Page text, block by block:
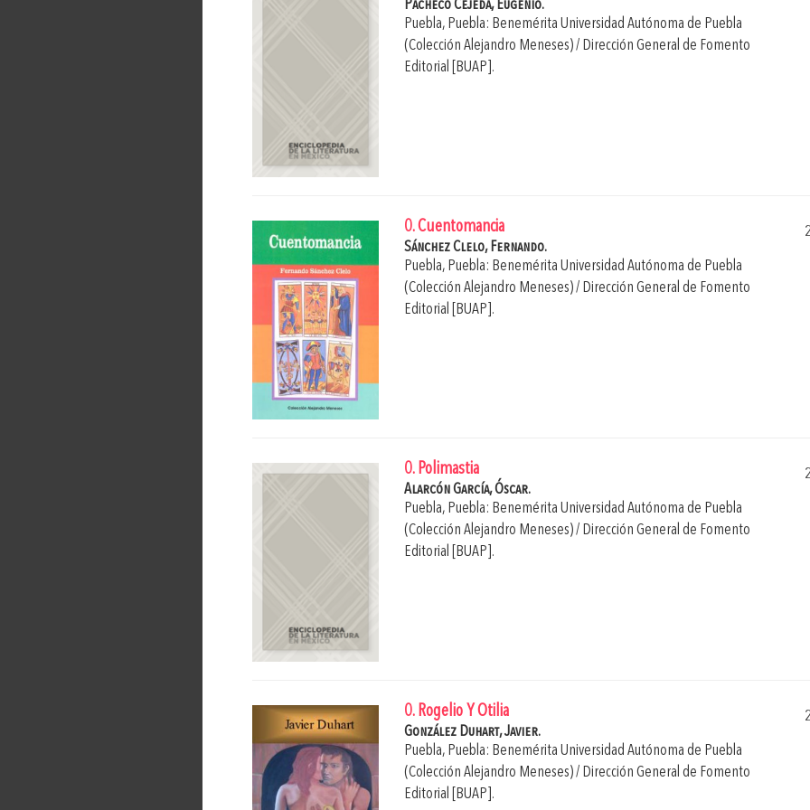
Pacheco Cejeda, Eugenio.
Puebla, Puebla: Benemérita Universidad Autónoma de Puebla
(Colección Alejandro Meneses) / Dirección General de Fomento
Editorial [BUAP].
0. Cuentomancia
Sánchez Clelo, Fernando.
Puebla, Puebla: Benemérita Universidad Autónoma de Puebla
(Colección Alejandro Meneses) / Dirección General de Fomento
Editorial [BUAP].
0. Polimastia
Alarcón García, Óscar.
Puebla, Puebla: Benemérita Universidad Autónoma de Puebla
(Colección Alejandro Meneses) / Dirección General de Fomento
Editorial [BUAP].
0. Rogelio Y Otilia
González Duhart, Javier.
Puebla, Puebla: Benemérita Universidad Autónoma de Puebla
(Colección Alejandro Meneses) / Dirección General de Fomento
Editorial [BUAP].